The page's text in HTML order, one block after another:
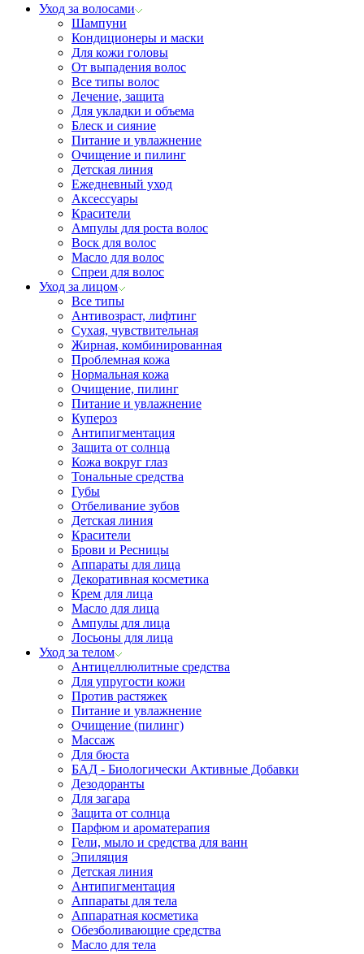
Уход за волосами
Шампуни
Кондиционеры и маски
Для кожи головы
От выпадения волос
Все типы волос
Лечение, защита
Для укладки и объема
Блеск и сияние
Питание и увлажнение
Очищение и пилинг
Детская линия
Ежедневный уход
Аксессуары
Красители
Ампулы для роста волос
Воск для волос
Масло для волос
Спреи для волос
Уход за лицом
Все типы
Антивозраст, лифтинг
Сухая, чувствительная
Жирная, комбинированная
Проблемная кожа
Нормальная кожа
Очищение, пилинг
Питание и увлажнение
Купероз
Антипигментация
Защита от солнца
Кожа вокруг глаз
Тональные средства
Губы
Отбеливание зубов
Детская линия
Красители
Брови и Ресницы
Аппараты для лица
Декоративная косметика
Крем для лица
Масло для лица
Ампулы для лица
Лосьоны для лица
Уход за телом
Антицеллюлитные средства
Для упругости кожи
Против растяжек
Питание и увлажнение
Очищение (пилинг)
Массаж
Для бюста
БАД - Биологически Активные Добавки
Дезодоранты
Для загара
Защита от солнца
Парфюм и ароматерапия
Гели, мыло и средства для ванн
Эпиляция
Детская линия
Антипигментация
Аппараты для тела
Аппаратная косметика
Обезболивающие средства
Масло для тела